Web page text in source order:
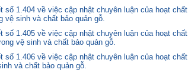
1.404 về việc cập nhật chuyên luận của hoạt
vệ sinh và chất bảo quản gỗ.
1.405 về việc cập nhật chuyên luận của hoạt
vệ sinh và chất bảo quản gỗ.
1.406 về việc cập nhật chuyên luận của hoạt
và chất bảo quản gỗ.